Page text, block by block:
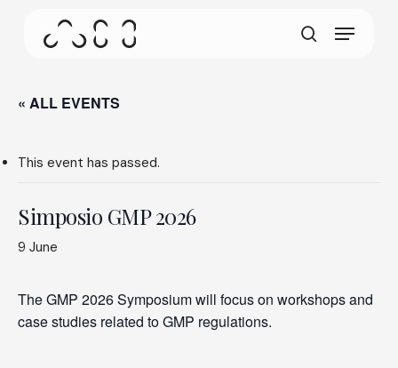
This screen allows your device to consume less
on the screen.
Menu
« ALL EVENTS
This event has passed.
Simposio GMP 2026
9 June
The GMP 2026 Symposium will focus on workshops and
case studies related to GMP regulations.